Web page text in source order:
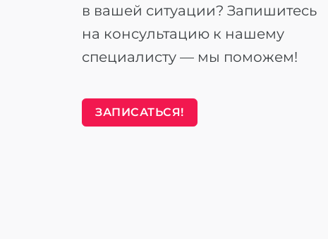
в вашей ситуации? Запишитесь
на консультацию к нашему
специалисту — мы поможем!
ЗАПИСАТЬСЯ!